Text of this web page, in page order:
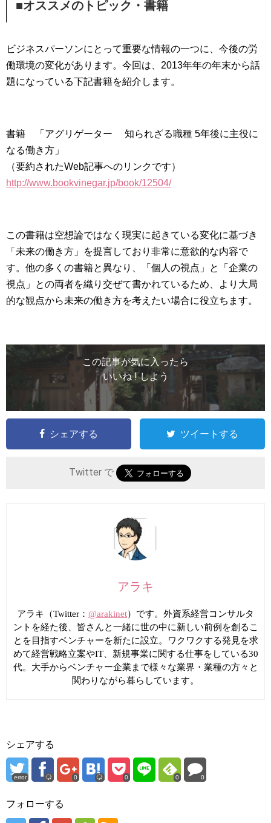
■オススメのトピック・書籍
ビジネスパーソンにとって重要な情報の一つに、今後の労
働環境の変化があります。今回は、2013年年の年末から話
題になっている下記書籍を紹介します。
書籍 「アグリゲーター 知られざる職種 5年後に主役に
なる働き方」
（要約されたWeb記事へのリンクです）
http://www.bookvinegar.jp/book/12504/
この書籍は空想論ではなく現実に起きている変化に基づき
「未来の働き方」を提言しており非常に意欲的な内容で
す。他の多くの書籍と異なり、「個人の視点」と「企業の
視点」との両者を織り交ぜて書かれているため、より大局
的な観点から未来の働き方を考えたい場合に役立ちます。
この記事が気に入ったら
いいね ! しよう
シェアする ツイートする
Twitter で
アラキ
アラキ（Twitter： @arakinet）です。外資系経営コンサルタ
ントを経た後、皆さんと一緒に世の中に新しい前例を創るこ
とを目指すベンチャーを新たに設立。ワクワクする発見を求
めて経営戦略立案やIT、新規事業に関する仕事をしている30
代。大手からベンチャー企業まで様々な業界・業種の方々と
関わりながら暮らしています。
シェアする
error 0 0 0 0
フォローする